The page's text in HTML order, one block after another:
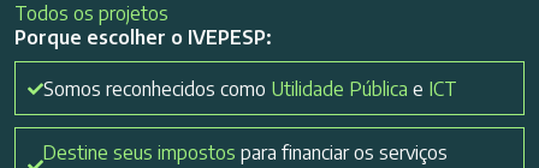
Todos os projetos
Porque escolher o IVEPESP:
Somos reconhecidos como Utilidade Pública e ICT
Destine seus impostos para financiar os serviços